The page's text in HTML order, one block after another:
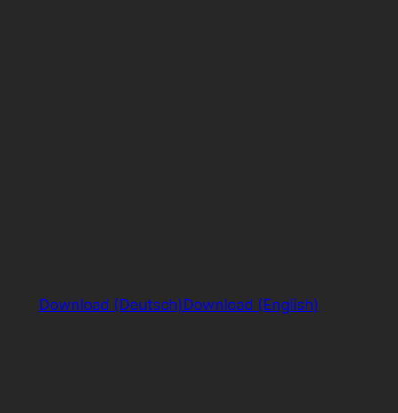
Download (Deutsch)Download (English)